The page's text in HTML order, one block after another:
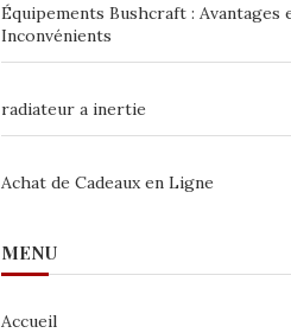
Équipements Bushcraft : Avantages
Inconvénients
radiateur a inertie
Achat de Cadeaux en Ligne
MENU
Accueil